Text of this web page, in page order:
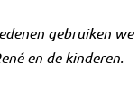
gebruiken
en de kinderen.